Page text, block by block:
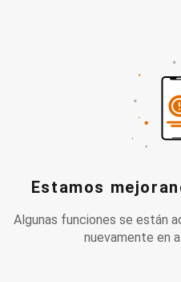
Estamos
Algunas funciones se están
nuevamente en